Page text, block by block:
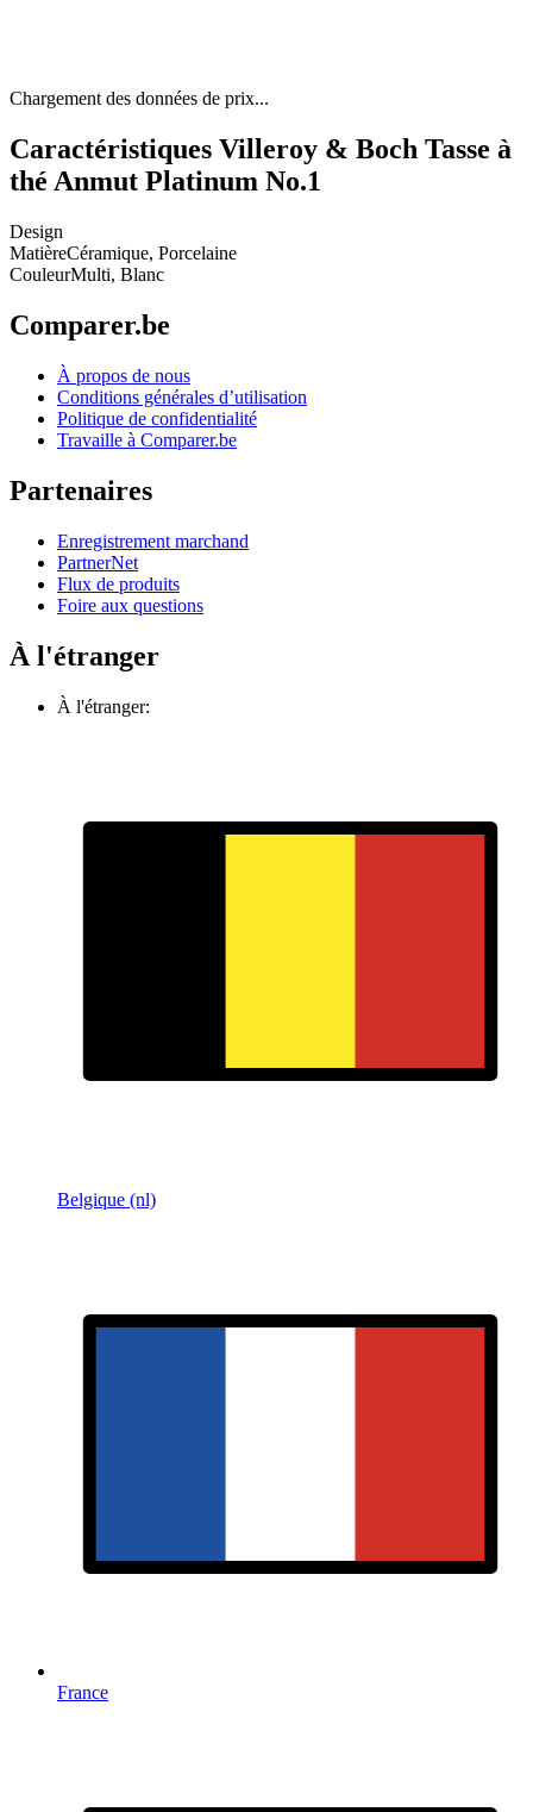
Chargement des données de prix...
Caractéristiques Villeroy & Boch Tasse à
thé Anmut Platinum No.1
Design
MatièreCéramique, Porcelaine
CouleurMulti, Blanc
Comparer.be
À propos de nous
Conditions générales d’utilisation
Politique de confidentialité
Travaille à Comparer.be
Partenaires
Enregistrement marchand
PartnerNet
Flux de produits
Foire aux questions
À l'étranger
À l'étranger:
Belgique (nl)
France